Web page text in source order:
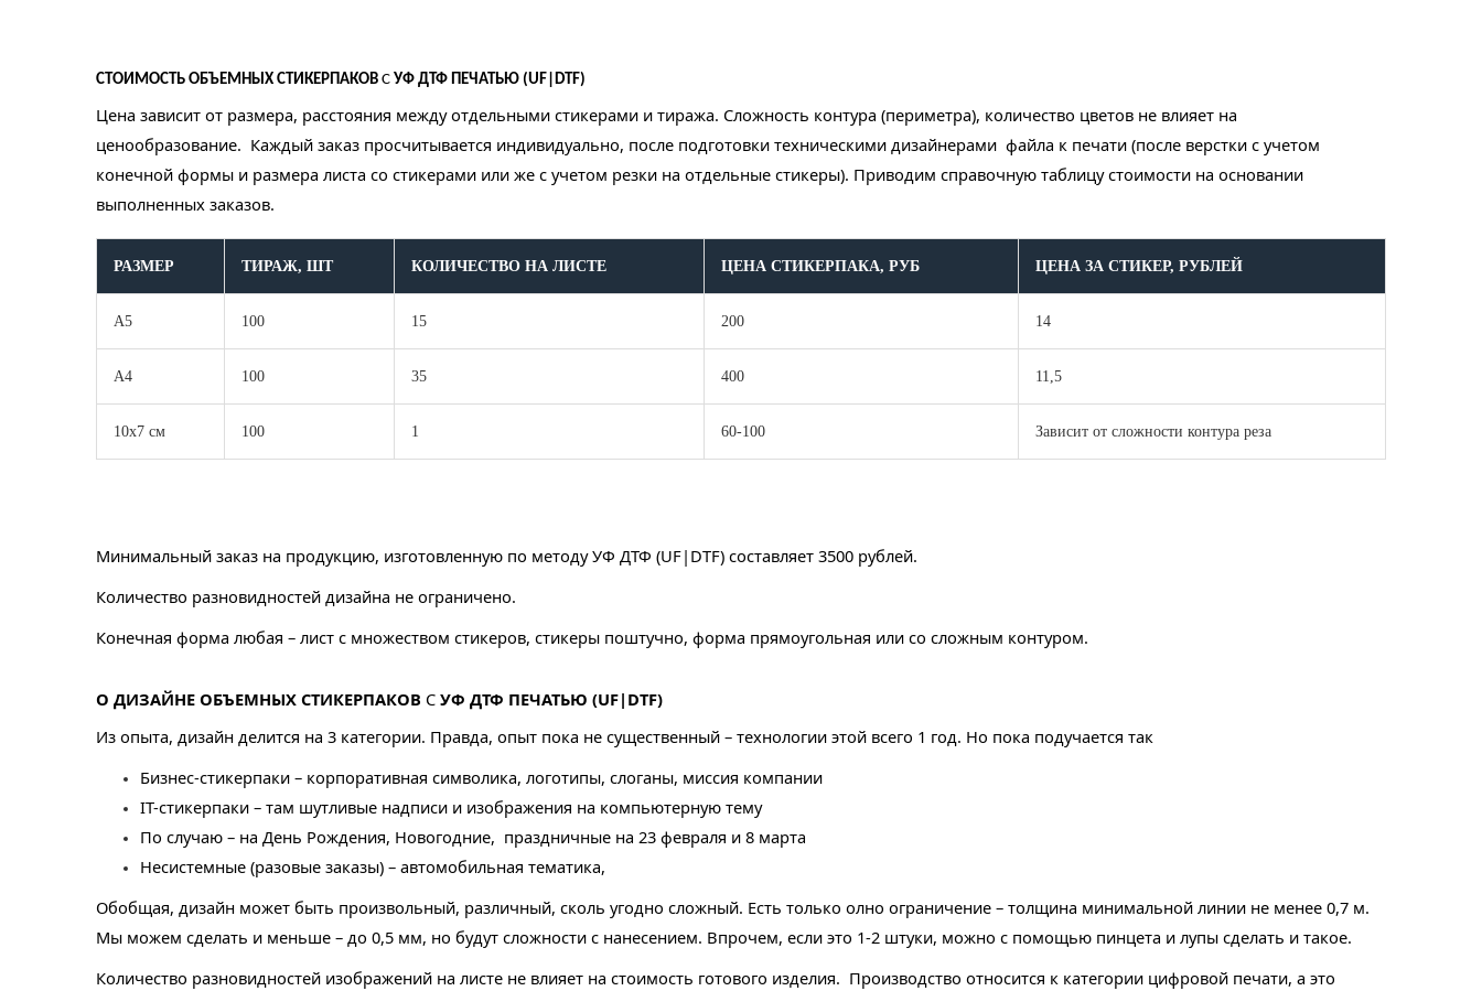
СТОИМОСТЬ ОБЪЕМНЫХ СТИКЕРПАКОВ С УФ ДТФ ПЕЧАТЬЮ (UF|DTF)
Цена зависит от размера, расстояния между отдельными стикерами и тиража. Сложность контура (периметра), количество цветов не влияет на
ценообразование. Каждый заказ просчитывается индивидуально, после подготовки техническими дизайнерами файла к печати (после верстки с учетом
конечной формы и размера листа со стикерами или же с учетом резки на отдельные стикеры). Приводим справочную таблицу стоимости на основании
выполненных заказов.
РАЗМЕР ТИРАЖ, ШТ КОЛИЧЕСТВО НА ЛИСТЕ ЦЕНА СТИКЕРПАКА, РУБ ЦЕНА ЗА СТИКЕР, РУБЛЕЙ
А5 100 15 200 14
А4 100 35 400 11,5
10х7 см 100 1 60-100 Зависит от сложности контура реза
Минимальный заказ на продукцию, изготовленную по методу УФ ДТФ (UF|DTF) составляет 3500 рублей.
Количество разновидностей дизайна не ограничено.
Конечная форма любая – лист с множеством стикеров, стикеры поштучно, форма прямоугольная или со сложным контуром.
О ДИЗАЙНЕ ОБЪЕМНЫХ СТИКЕРПАКОВ С УФ ДТФ ПЕЧАТЬЮ (UF|DTF)
Из опыта, дизайн делится на 3 категории. Правда, опыт пока не существенный – технологии этой всего 1 год. Но пока подучается так
Бизнес-стикерпаки – корпоративная символика, логотипы, слоганы, миссия компании
IT-стикерпаки – там шутливые надписи и изображения на компьютерную тему
По случаю – на День Рождения, Новогодние, праздничные на 23 февраля и 8 марта
Несистемные (разовые заказы) – автомобильная тематика,
Обобщая, дизайн может быть произвольный, различный, сколь угодно сложный. Есть только олно ограничение – толщина минимальной линии не менее 0,7 м.
Мы можем сделать и меньше – до 0,5 мм, но будут сложности с нанесением. Впрочем, если это 1-2 штуки, можно с помощью пинцета и лупы сделать и такое.
Количество разновидностей изображений на листе не влияет на стоимость готового изделия. Производство относится к категории цифровой печати, а это